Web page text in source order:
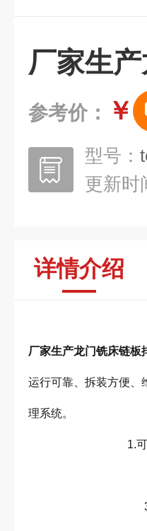
厂家生
参考价： ￥
型号：
更新时
详情介绍
厂家生产龙门铣床链板
运行可靠、拆装方便、
1.可处理各类切
2.输送效
3.链板宽度多